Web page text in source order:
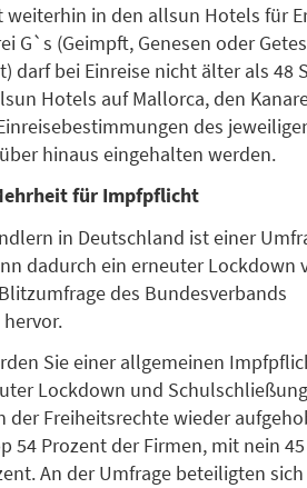
in den allsun Hotels für
G`s (Geimpft, Genesen oder
darf bei Einreise nicht älter als 48
Hotels auf Mallorca, den
des
hinaus eingehalten werden.
für Impfpflicht
in Deutschland ist einer
dadurch ein erneuter Lockdown
des Bundesverbands
Sie einer allgemeinen
Lockdown und
Freiheitsrechte wieder
54 Prozent der Firmen, mit nein
An der Umfrage beteiligten